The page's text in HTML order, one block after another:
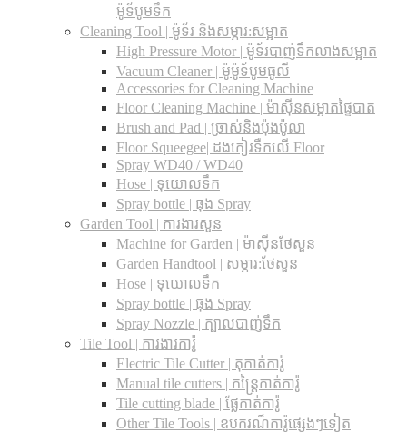
ម៉ូទ័បូមទឹក
Cleaning Tool | ម៉ូទ័រ និងសម្ភារ:សម្អាត
High Pressure Motor | ម៉ូទ័របាញ់ទឹកលាងសម្អាត
Vacuum Cleaner | ម៉ូម៉ូទ័បូមធូលី
Accessories for Cleaning Machine
Floor Cleaning Machine | ម៉ាស៊ីនសម្អាតផ្ទៃបាត
Brush and Pad | ច្រាស់និងប៉ុងប៉ូលា
Floor Squeegee| ដងកៀរទឺកលើ Floor
Spray WD40 / WD40
Hose | ទុយោលទឹក
Spray bottle | ធុង Spray
Garden Tool | ការងារសួន
Machine for Garden | ម៉ាស៊ីនថែសួន
Garden Handtool | សម្ភារ:ថែសួន
Hose | ទុយោលទឹក
Spray bottle | ធុង Spray
Spray Nozzle | ក្បាលបាញ់ទឹក
Tile Tool | ការងារការ៉ូ
Electric Tile Cutter | តុកាត់ការ៉ូ
Manual tile cutters | កន្ត្រៃកាត់ការ៉ូ
Tile cutting blade | ផ្លែកាត់ការ៉ូ
Other Tile Tools | ឧបករណ៏ការ៉ូផ្សេងៗទៀត